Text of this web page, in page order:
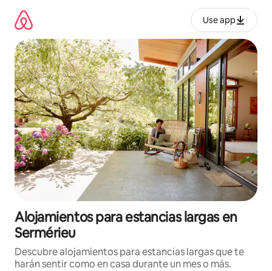
contenido
Use app
Alojamientos para estancias largas en
Sermérieu
Descubre alojamientos para estancias largas que te
harán sentir como en casa durante un mes o más.